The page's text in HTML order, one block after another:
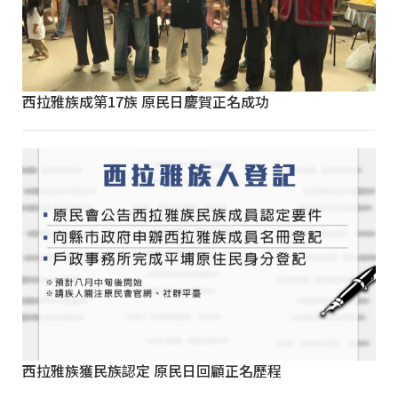
西拉雅族成第17族 原民日慶賀正名成功
西拉雅族獲民族認定 原民日回顧正名歷程